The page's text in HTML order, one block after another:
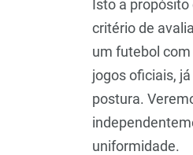
Isto a
critério de
um futebol
jogos oficiais,
postura.
uniformidade.